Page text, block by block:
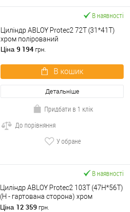
В наявності
Циліндр ABLOY Protec2 72T (31*41T)
хром полірований
Ціна 9 194 грн.
В кошик
Детальніше
Придбати в 1 клік
До порівняння
У обране
В наявності
Циліндр ABLOY Protec2 103T (47H*56T)
(H - гартована сторона) хром
полірований
Ціна 12 359 грн.